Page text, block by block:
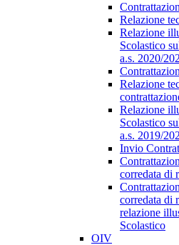
Relazione
Relazione
Scolastico
a.s. 2020/
Relazione
Relazione
Scolastico
a.s. 2019/
Invio
corredata di
corredata di
relazione
Scolastico
OIV